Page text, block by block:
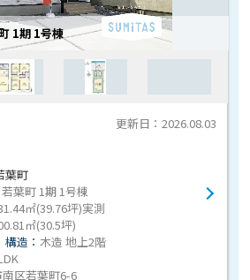
1期 1号棟
更新日：2026.08.03
葉町
葉町 1期 1号棟
㎡(39.76坪)実測
㎡(30.5坪)
構造：木造 地上2階
区若葉町6-6